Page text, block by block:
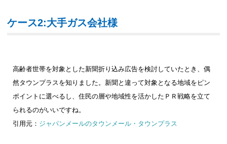
ケース2:大手ガス会社様
高齢者世帯を対象とした新聞折り込み広告を検討していたとき、偶
然タウンプラスを知りました。新聞と違って対象となる地域をピン
ポイントに選べるし、住民の層や地域性を活かしたＰＲ戦略を立て
られるのがいいですね。
引用元： ジャパンメールのタウンメール・タウンプラス